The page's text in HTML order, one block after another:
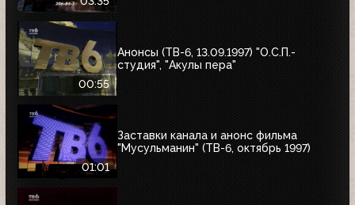
00:55
Анонсы (ТВ-6, 13.09.1997) "О.С.П.-
студия", "Акулы пера"
01:01
Заставки канала и анонс фильма
"Мусульманин" (ТВ-6, октябрь 1997)